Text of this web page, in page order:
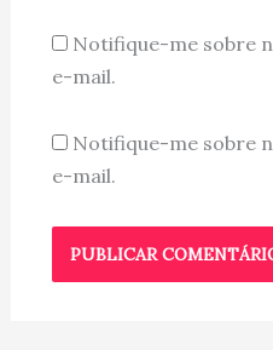
Notifique-me sobre
e-mail.
Notifique-me sobre
e-mail.